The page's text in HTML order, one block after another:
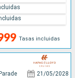
Tasas incluidas
21/05/2028